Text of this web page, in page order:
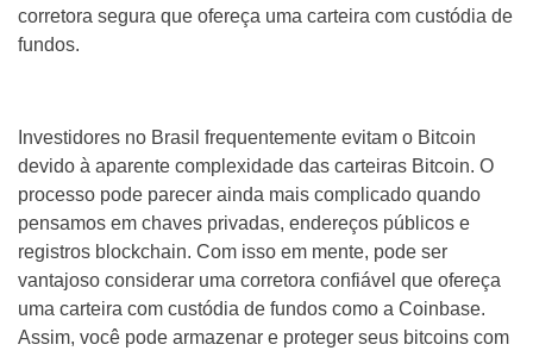
corretora segura que ofereça uma carteira com custódia de
fundos.
Investidores no Brasil frequentemente evitam o Bitcoin
devido à aparente complexidade das carteiras Bitcoin. O
processo pode parecer ainda mais complicado quando
pensamos em chaves privadas, endereços públicos e
registros blockchain. Com isso em mente, pode ser
vantajoso considerar uma corretora confiável que ofereça
uma carteira com custódia de fundos como a Coinbase.
Assim, você pode armazenar e proteger seus bitcoins com